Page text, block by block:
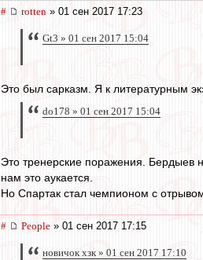
# rotten » 01 сен 2017 17:23
Gt3 » 01 сен 2017 15:04
Это был сарказм. Я к литературным
do178 » 01 сен 2017 15:04
Это тренерские поражения. Бердыев
нам это аукается.
Но Спартак стал чемпионом с
# People » 01 сен 2017 17:15
новичок хзк » 01 сен 2017 17:10